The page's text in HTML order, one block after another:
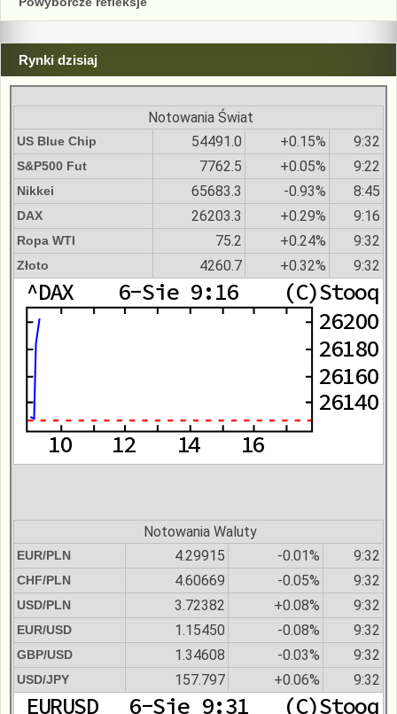
Rynki dzisiaj
Notowania Świat
US Blue Chip 54491.0 +0.15% 9:32
S&P500 Fut 7762.5 +0.05% 9:22
Nikkei 65683.3 -0.93% 8:45
DAX 26203.3 +0.29% 9:16
Ropa WTI 75.2 +0.24% 9:32
Złoto 4260.7 +0.32% 9:32
Notowania Waluty
EUR/PLN 4.29915 -0.01% 9:32
CHF/PLN 4.60669 -0.05% 9:32
USD/PLN 3.72382 +0.08% 9:32
EUR/USD 1.15450 -0.08% 9:32
GBP/USD 1.34608 -0.03% 9:32
USD/JPY 157.797 +0.06% 9:32